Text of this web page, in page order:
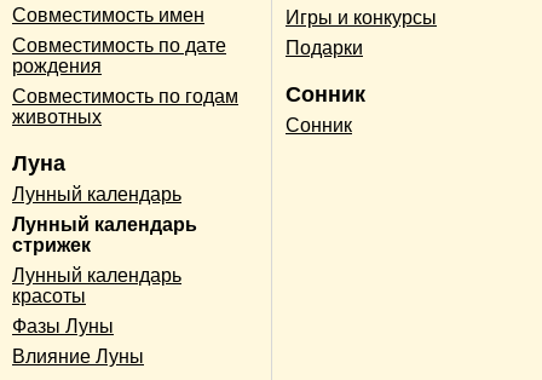
Совместимость имен
Совместимость по дате
рождения
Совместимость по годам
животных
Луна
Лунный календарь
Лунный календарь
стрижек
Лунный календарь
красоты
Фазы Луны
Влияние Луны
Игры и конкурсы
Подарки
Сонник
Сонник